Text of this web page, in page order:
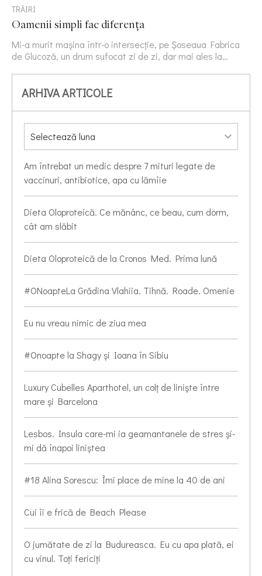
TRĂIRI
Oamenii simpli fac diferența
Mi-a murit mașina într-o intersecție, pe Șoseaua Fabrica
de Glucoză, un drum sufocat zi de zi, dar mai ales la…
ARHIVA ARTICOLE
Am întrebat un medic despre 7 mituri legate de
vaccinuri, antibiotice, apa cu lămîie
Dieta Oloproteică. Ce mănânc, ce beau, cum dorm,
cât am slăbit
Dieta Oloproteică de la Cronos Med. Prima lună
#ONoapteLa Grădina Vlahiia. Tihnă. Roade. Omenie
Eu nu vreau nimic de ziua mea
#Onoapte la Shagy și Ioana în Sibiu
Luxury Cubelles Aparthotel, un colț de liniște între
mare și Barcelona
Lesbos. Insula care-mi ia geamantanele de stres și-
mi dă înapoi liniștea
#18 Alina Sorescu: Îmi place de mine la 40 de ani
Cui îi e frică de Beach Please
O jumătate de zi la Budureasca. Eu cu apa plată, ei
cu vinul. Toți fericiți